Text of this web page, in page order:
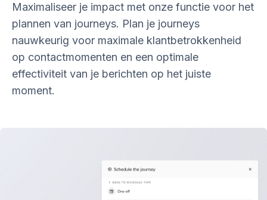
Maximaliseer je impact met onze functie voor het
plannen van journeys. Plan je journeys
nauwkeurig voor maximale klantbetrokkenheid
op contactmomenten en een optimale
effectiviteit van je berichten op het juiste
moment.